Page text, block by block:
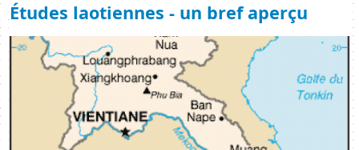
Études laotiennes - un bref aperçu
Image